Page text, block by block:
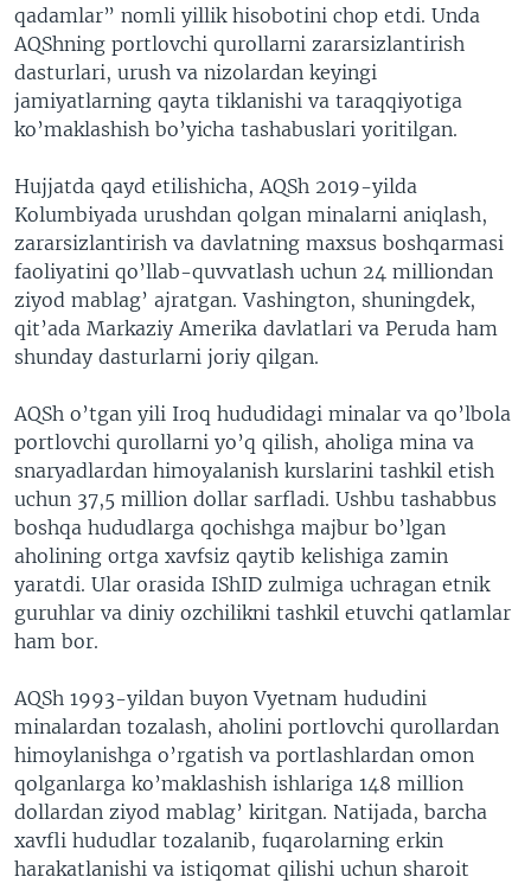
qadamlar” nomli yillik hisobotini chop etdi. Unda
AQShning portlovchi qurollarni zararsizlantirish
dasturlari, urush va nizolardan keyingi
jamiyatlarning qayta tiklanishi va taraqqiyotiga
ko’maklashish bo’yicha tashabuslari yoritilgan.
Hujjatda qayd etilishicha, AQSh 2019-yilda
Kolumbiyada urushdan qolgan minalarni aniqlash,
zararsizlantirish va davlatning maxsus boshqarmasi
faoliyatini qo’llab-quvvatlash uchun 24 milliondan
ziyod mablag’ ajratgan. Vashington, shuningdek,
qit’ada Markaziy Amerika davlatlari va Peruda ham
shunday dasturlarni joriy qilgan.
AQSh o’tgan yili Iroq hududidagi minalar va qo’lbola
portlovchi qurollarni yo’q qilish, aholiga mina va
snaryadlardan himoyalanish kurslarini tashkil etish
uchun 37,5 million dollar sarfladi. Ushbu tashabbus
boshqa hududlarga qochishga majbur bo’lgan
aholining ortga xavfsiz qaytib kelishiga zamin
yaratdi. Ular orasida IShID zulmiga uchragan etnik
guruhlar va diniy ozchilikni tashkil etuvchi qatlamlar
ham bor.
AQSh 1993-yildan buyon Vyetnam hududini
minalardan tozalash, aholini portlovchi qurollardan
himoylanishga o’rgatish va portlashlardan omon
qolganlarga ko’maklashish ishlariga 148 million
dollardan ziyod mablag’ kiritgan. Natijada, barcha
xavfli hududlar tozalanib, fuqarolarning erkin
harakatlanishi va istiqomat qilishi uchun sharoit